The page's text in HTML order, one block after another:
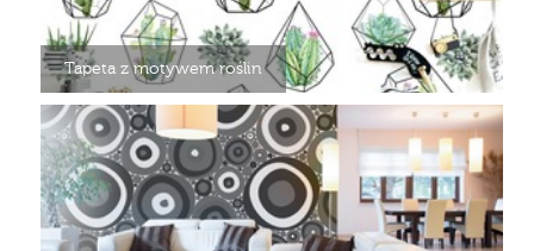
Tapeta z motywem roślin